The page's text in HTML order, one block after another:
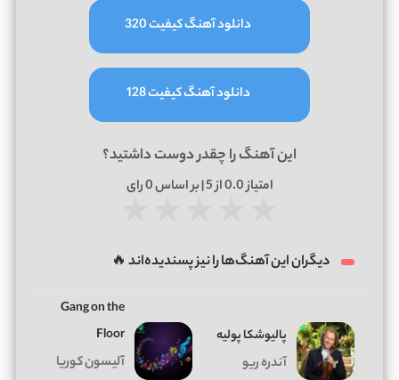
دانلود آهنگ کیفیت 320
دانلود آهنگ کیفیت 128
این آهنگ را چقدر دوست داشتید؟
امتیاز0.0از 5 | بر اساس 0رای
دیگران این آهنگ‌ها را نیز پسندیده‌اند 🔥
پالیوشکا پولیه
آندره ریو
Gang on the
Floor
آلیسون کوریا